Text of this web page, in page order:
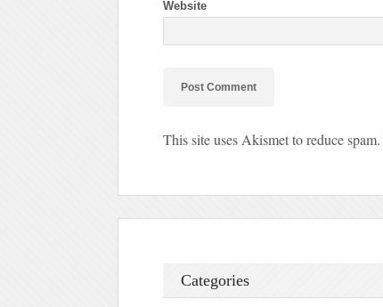
Website
This site uses Akismet to reduce spam.
Categories